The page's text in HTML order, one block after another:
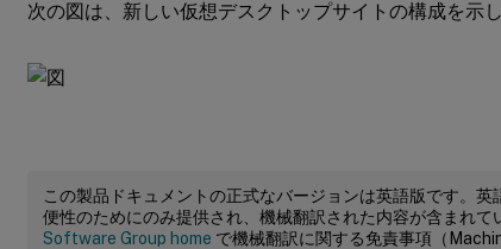
次の図は、新しい仮想デスクトップサイトの構成を示し
この製品ドキュメントの正式なバージョンは英語版です。
便性のためにのみ提供され、機械翻訳された内容が含まれて
Software Group home で機械翻訳に関する免責事項（